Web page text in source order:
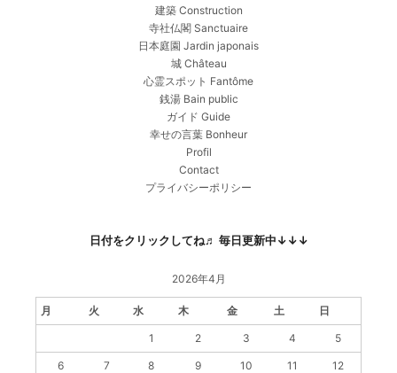
建築 Construction
寺社仏閣 Sanctuaire
日本庭園 Jardin japonais
城 Château
心霊スポット Fantôme
銭湯 Bain public
ガイド Guide
幸せの言葉 Bonheur
Profil
Contact
プライバシーポリシー
日付をクリックしてね♬ 毎日更新中↓↓↓
2026年4月
月 火 水 木 金 土 日
1 2 3 4 5
6 7 8 9 10 11 12